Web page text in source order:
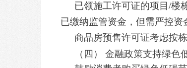
已领施工许可证的项目/楼
已缴纳监管资金，但需严控资
商品房预售许可证考虑按
（四） 金融政策支持绿